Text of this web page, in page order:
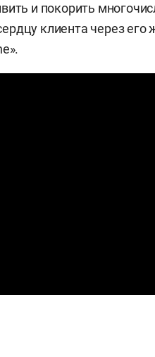
и покорить
клиента через его